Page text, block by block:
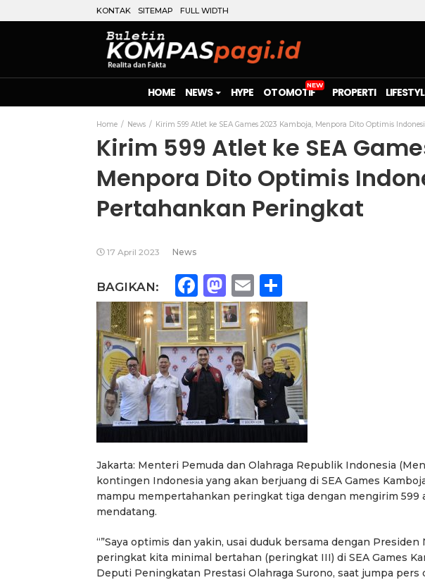
KONTAK SITEMAP FULL WIDTH
HOME NEWS HYPE OTOMOTIF PROPERTI
Home News Kirim 599 Atlet ke SEA Games 2023 Kamboja, Menpora Dito Optimis
Kirim 599 Atlet ke SEA
Menpora Dito Optimis
Pertahankan Peringkat
17 April 2023 News
BAGIKAN: Facebook
Mastodon
Email
Jakarta: Menteri Pemuda dan Olahraga Republik Indonesia
kontingen Indonesia yang akan berjuang di SEA Games
mampu mempertahankan peringkat tiga dengan mengirim 599
mendatang.
“”Saya optimis dan yakin, usai duduk bersama dengan
peringkat kita minimal bertahan (peringkat III) di SEA Games
Deputi Peningkatan Prestasi Olahraga Surono, saat jumpa pers